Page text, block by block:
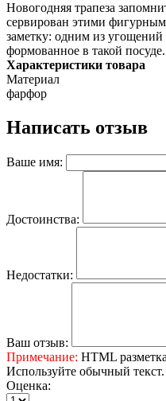
Новогодняя трапеза
сервирован этими
заметку: одним из угощений
формованное в такой посуде.
Характеристики товара
Материал
фарфор
Написать отзыв
Ваше имя:
Достоинства:
Недостатки:
Ваш отзыв:
Примечание: HTML
Используйте обычный текст.
Оценка: